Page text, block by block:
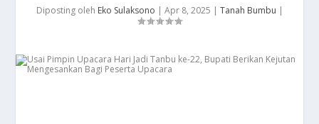
Diposting oleh Eko Sulaksono | Apr 8, 2025 | Tanah Bumbu |